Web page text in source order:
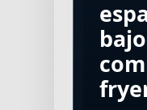
Río,
Da
su
tras
de
CR7